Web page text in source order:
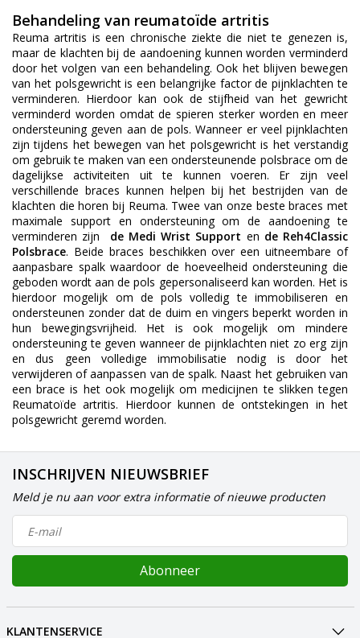
Behandeling van reumatoïde artritis
Reuma artritis is een chronische ziekte die niet te genezen is,
maar de klachten bij de aandoening kunnen worden verminderd
door het volgen van een behandeling. Ook het blijven bewegen
van het polsgewricht is een belangrijke factor de pijnklachten te
verminderen. Hierdoor kan ook de stijfheid van het gewricht
verminderd worden omdat de spieren sterker worden en meer
ondersteuning geven aan de pols. Wanneer er veel pijnklachten
zijn tijdens het bewegen van het polsgewricht is het verstandig
om gebruik te maken van een ondersteunende polsbrace om de
dagelijkse activiteiten uit te kunnen voeren. Er zijn veel
verschillende braces kunnen helpen bij het bestrijden van de
klachten die horen bij Reuma. Twee van onze beste braces met
maximale support en ondersteuning om de aandoening te
verminderen zijn
de Medi Wrist Support en de Reh4Classic
Polsbrace. Beide braces beschikken over een uitneembare of
aanpasbare spalk waardoor de hoeveelheid ondersteuning die
geboden wordt aan de pols gepersonaliseerd kan worden. Het is
hierdoor mogelijk om de pols volledig te immobiliseren en
ondersteunen zonder dat de duim en vingers beperkt worden in
hun bewegingsvrijheid. Het is ook mogelijk om mindere
ondersteuning te geven wanneer de pijnklachten niet zo erg zijn
en dus geen volledige immobilisatie nodig is door het
verwijderen of aanpassen van de spalk. Naast het gebruiken van
een brace is het ook mogelijk om medicijnen te slikken tegen
Reumatoïde artritis. Hierdoor kunnen de ontstekingen in het
polsgewricht geremd worden.
INSCHRIJVEN NIEUWSBRIEF
Meld je nu aan voor extra informatie of nieuwe producten
Abonneer
KLANTENSERVICE